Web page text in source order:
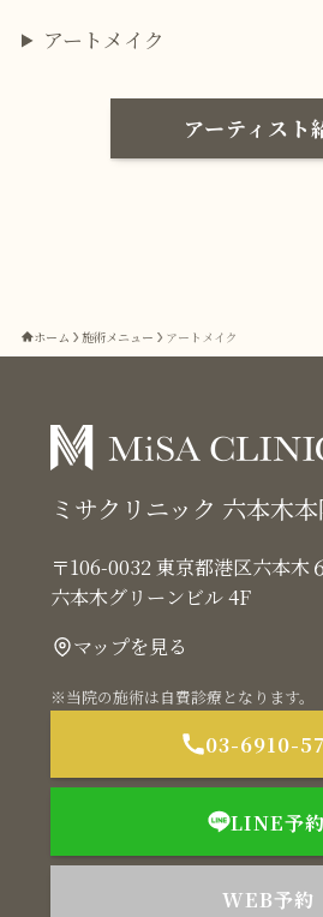
アートメイク
アーティスト
ホーム 施術メニュー アートメイク
ミサクリニック 六本木
〒106-0032 東京都港区六本木
六本木グリーンビル 4F
マップを見る
※当院の施術は自費診療となります。
03-6910-
LINE予約
WEB予約